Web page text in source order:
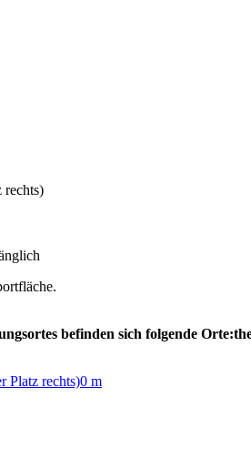
rechts)
befinden sich folgende Orte:
Platz rechts)0 m